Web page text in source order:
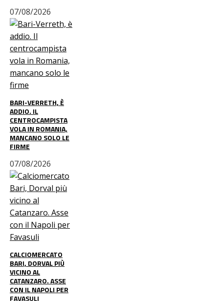
07/08/2026
BARI-VERRETH, È
ADDIO. IL
CENTROCAMPISTA
VOLA IN ROMANIA,
MANCANO SOLO LE
FIRME
07/08/2026
CALCIOMERCATO
BARI, DORVAL PIÙ
VICINO AL
CATANZARO. ASSE
CON IL NAPOLI PER
FAVASULI